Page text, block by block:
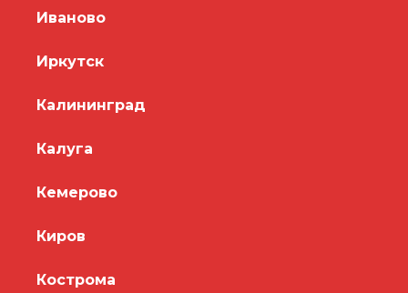
Иваново
Иркутск
Калининград
Калуга
Кемерово
Киров
Кострома